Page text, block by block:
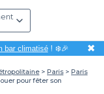
bar climatisé! ❄️🎉 ✖
Paris
Paris
pour fêter son